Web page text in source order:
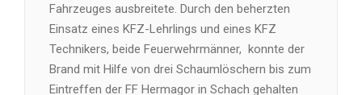
Fahrzeuges ausbreitete. Durch den beherzten
Einsatz eines KFZ-Lehrlings und eines KFZ
Technikers, beide Feuerwehrmänner, konnte der
Brand mit Hilfe von drei Schaumlöschern bis zum
Eintreffen der FF Hermagor in Schach gehalten